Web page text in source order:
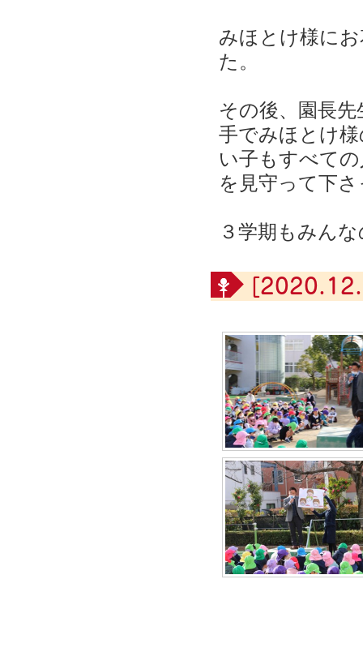
みほとけ様に
た。
その後、園長
手でみほとけ
い子もすべて
を見守って下
３学期もみん